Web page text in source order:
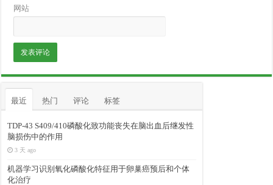
网站
最近 热门 评论 标签
TDP-43 S409/410磷酸化致功能丧失在脑出血后继发性
脑损伤中的作用
3 天 ago
机器学习识别氧化磷酸化特征用于卵巢癌预后和个体
化治疗